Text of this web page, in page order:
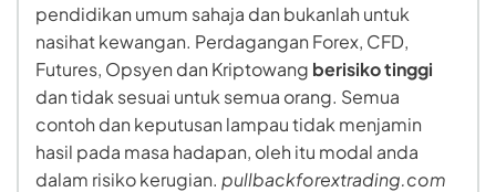
pendidikan umum sahaja dan bukanlah untuk
nasihat kewangan. Perdagangan Forex, CFD,
Futures, Opsyen dan Kriptowang berisiko tinggi
dan tidak sesuai untuk semua orang. Semua
contoh dan keputusan lampau tidak menjamin
hasil pada masa hadapan, oleh itu modal anda
dalam risiko kerugian. pullbackforextrading.com